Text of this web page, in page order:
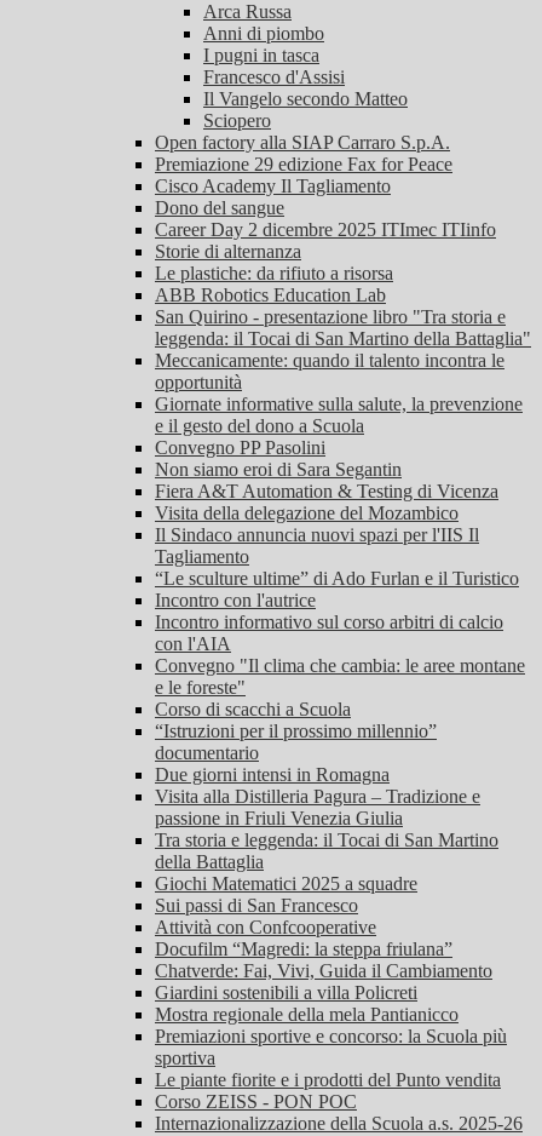
Arca Russa
Anni di piombo
I pugni in tasca
Francesco d'Assisi
Il Vangelo secondo Matteo
Sciopero
Open factory alla SIAP Carraro S.p.A.
Premiazione 29 edizione Fax for Peace
Cisco Academy Il Tagliamento
Dono del sangue
Career Day 2 dicembre 2025 ITImec ITIinfo
Storie di alternanza
Le plastiche: da rifiuto a risorsa
ABB Robotics Education Lab
San Quirino - presentazione libro "Tra storia e
leggenda: il Tocai di San Martino della Battaglia"
Meccanicamente: quando il talento incontra le
opportunità
Giornate informative sulla salute, la prevenzione
e il gesto del dono a Scuola
Convegno PP Pasolini
Non siamo eroi di Sara Segantin
Fiera A&T Automation & Testing di Vicenza
Visita della delegazione del Mozambico
Il Sindaco annuncia nuovi spazi per l'IIS Il
Tagliamento
“Le sculture ultime” di Ado Furlan e il Turistico
Incontro con l'autrice
Incontro informativo sul corso arbitri di calcio
con l'AIA
Convegno "Il clima che cambia: le aree montane
e le foreste"
Corso di scacchi a Scuola
“Istruzioni per il prossimo millennio”
documentario
Due giorni intensi in Romagna
Visita alla Distilleria Pagura – Tradizione e
passione in Friuli Venezia Giulia
Tra storia e leggenda: il Tocai di San Martino
della Battaglia
Giochi Matematici 2025 a squadre
Sui passi di San Francesco
Attività con Confcooperative
Docufilm “Magredi: la steppa friulana”
Chatverde: Fai, Vivi, Guida il Cambiamento
Giardini sostenibili a villa Policreti
Mostra regionale della mela Pantianicco
Premiazioni sportive e concorso: la Scuola più
sportiva
Le piante fiorite e i prodotti del Punto vendita
Corso ZEISS - PON POC
Internazionalizzazione della Scuola a.s. 2025-26